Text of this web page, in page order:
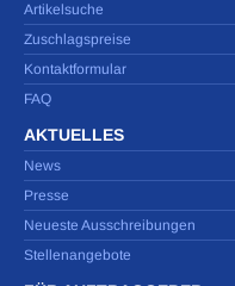
Artikelsuche
Zuschlagspreise
Kontaktformular
FAQ
AKTUELLES
News
Presse
Neueste Ausschreibungen
Stellenangebote